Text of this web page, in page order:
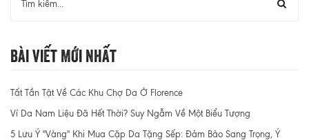
Bài Viết Mới Nhất
Tất Tần Tật Về Các Khu Chợ Da Ở Florence
Ví Da Nam Liệu Đã Hết Thời? Suy Ngẫm Về Một Biểu Tượng
5 Lưu Ý "Vàng" Khi Mua Cặp Da Tặng Sếp: Đảm Bảo Sang Trọng, Ý